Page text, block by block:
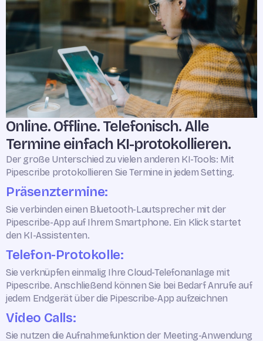
Online. Offline. Telefonisch. Alle
Termine einfach KI-protokollieren.
Der große Unterschied zu vielen anderen KI-Tools: Mit
Pipescribe protokollieren Sie Termine in jedem Setting.
Präsenztermine:
Sie verbinden einen Bluetooth-Lautsprecher mit der
Pipescribe-App auf Ihrem Smartphone. Ein Klick startet
den KI-Assistenten.
Telefon-Protokolle:
Sie verknüpfen einmalig Ihre Cloud-Telefonanlage mit
Pipescribe. Anschließend können Sie bei Bedarf Anrufe auf
jedem Endgerät über die Pipescribe-App aufzeichnen
Video Calls:
Sie nutzen die Aufnahmefunktion der Meeting-Anwendung